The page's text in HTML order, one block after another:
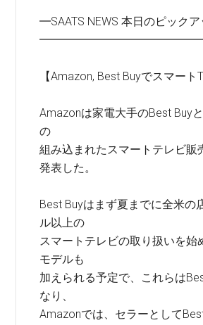
━SAATS NEWS 本日のピック
【Amazon, Best Buyでスマート
Amazonは家電大手のBest Buy
の
組み込まれたスマートテレビ販
発表した。
Best Buyはまず夏までに全米の
ル以上の
スマートテレビの取り扱いを始
モデルも
加えられる予定で、これらは
なり、
Amazonでは、セラーとして